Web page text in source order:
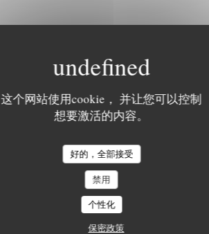
这个网站使用cookie， 并让您可以控制
想要激活的内容。
好的，全部接受
禁用
个性化
保密政策